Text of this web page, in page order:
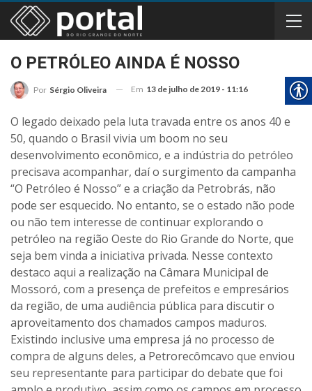
O PETRÓLEO AINDA É NOSSO
Por Sérgio Oliveira Em 13 de julho de 2019 - 11:16
O legado deixado pela luta travada entre os anos 40 e
50, quando o Brasil vivia um boom no seu
desenvolvimento econômico, e a indústria do petróleo
precisava acompanhar, daí o surgimento da campanha
“O Petróleo é Nosso” e a criação da Petrobrás, não
pode ser esquecido. No entanto, se o estado não pode
ou não tem interesse de continuar explorando o
petróleo na região Oeste do Rio Grande do Norte, que
seja bem vinda a iniciativa privada. Nesse contexto
destaco aqui a realização na Câmara Municipal de
Mossoró, com a presença de prefeitos e empresários
da região, de uma audiência pública para discutir o
aproveitamento dos chamados campos maduros.
Existindo inclusive uma empresa já no processo de
compra de alguns deles, a Petrorecômcavo que enviou
seu representante para participar do debate que foi